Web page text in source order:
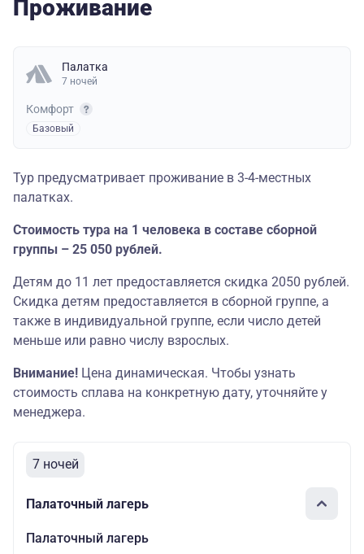
Проживание
Палатка
7 ночей
Комфорт
Базовый
Тур предусматривает проживание в 3-4-местных
палатках.
Стоимость тура на 1 человека в составе сборной
группы – 25 050 рублей.
Детям до 11 лет предоставляется скидка 2050 рублей.
Скидка детям предоставляется в сборной группе, а
также в индивидуальной группе, если число детей
меньше или равно числу взрослых.
Внимание! Цена динамическая. Чтобы узнать
стоимость сплава на конкретную дату, уточняйте у
менеджера.
7 ночей
Палаточный лагерь
Палаточный лагерь